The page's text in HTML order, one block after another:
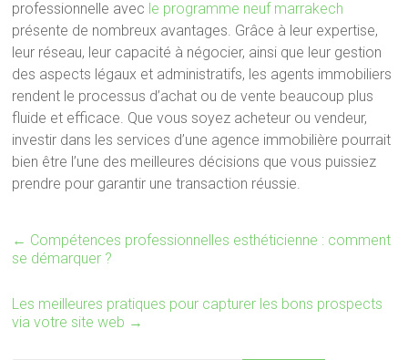
professionnelle avec le programme neuf marrakech
présente de nombreux avantages. Grâce à leur expertise,
leur réseau, leur capacité à négocier, ainsi que leur gestion
des aspects légaux et administratifs, les agents immobiliers
rendent le processus d’achat ou de vente beaucoup plus
fluide et efficace. Que vous soyez acheteur ou vendeur,
investir dans les services d’une agence immobilière pourrait
bien être l’une des meilleures décisions que vous puissiez
prendre pour garantir une transaction réussie.
← Compétences professionnelles esthéticienne : comment
se démarquer ?
Les meilleures pratiques pour capturer les bons prospects
via votre site web →